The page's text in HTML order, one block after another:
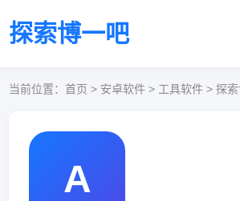
探索博一吧
当前位置：首页 > 安卓软件 > 工具软件 > 探
A